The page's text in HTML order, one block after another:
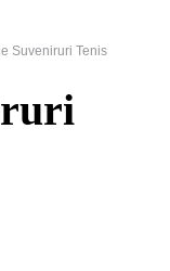
Suveniruri Tenis